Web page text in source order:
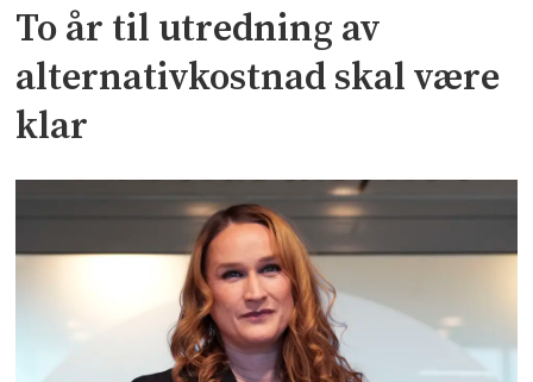
To år til utredning av
alternativkostnad skal være
klar